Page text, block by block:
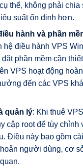
cụ thể, không phải chia
suất ổn định hơn.
hành và phần
hệ điều hành VPS
đặt phần mềm cần
VPS hoạt động
đến các VPS
quản lý: Khi thuê
cập root để tùy chỉnh
Điều này bao gồm
người dùng, cơ